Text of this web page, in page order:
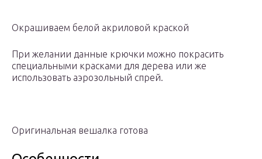
Окрашиваем белой акриловой краской
При желании данные крючки можно покрасить
специальными красками для дерева или же
использовать аэрозольный спрей.
Оригинальная вешалка готова